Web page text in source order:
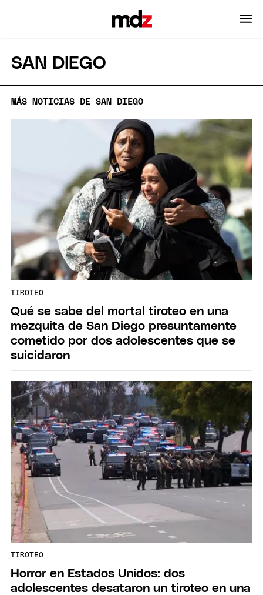
SAN DIEGO
MÁS NOTICIAS DE SAN DIEGO
TIROTEO
Qué se sabe del mortal tiroteo en una
mezquita de San Diego presuntamente
cometido por dos adolescentes que se
suicidaron
TIROTEO
Horror en Estados Unidos: dos
adolescentes desataron un tiroteo en una